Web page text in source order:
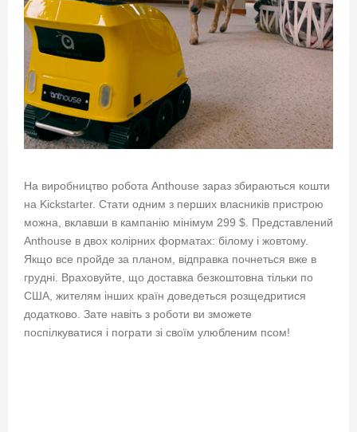
На виробництво робота Anthouse зараз збираються кошти
на Kickstarter. Стати одним з перших власників пристрою
можна, вклавши в кампанію мінімум 299 $. Представлений
Anthouse в двох колірних форматах: білому і жовтому.
Якщо все пройде за планом, відправка почнеться вже в
грудні. Враховуйте, що доставка безкоштовна тільки по
США, жителям інших країн доведеться розщедритися
додатково. Зате навіть з роботи ви зможете
поспілкуватися і пограти зі своїм улюбленим псом!